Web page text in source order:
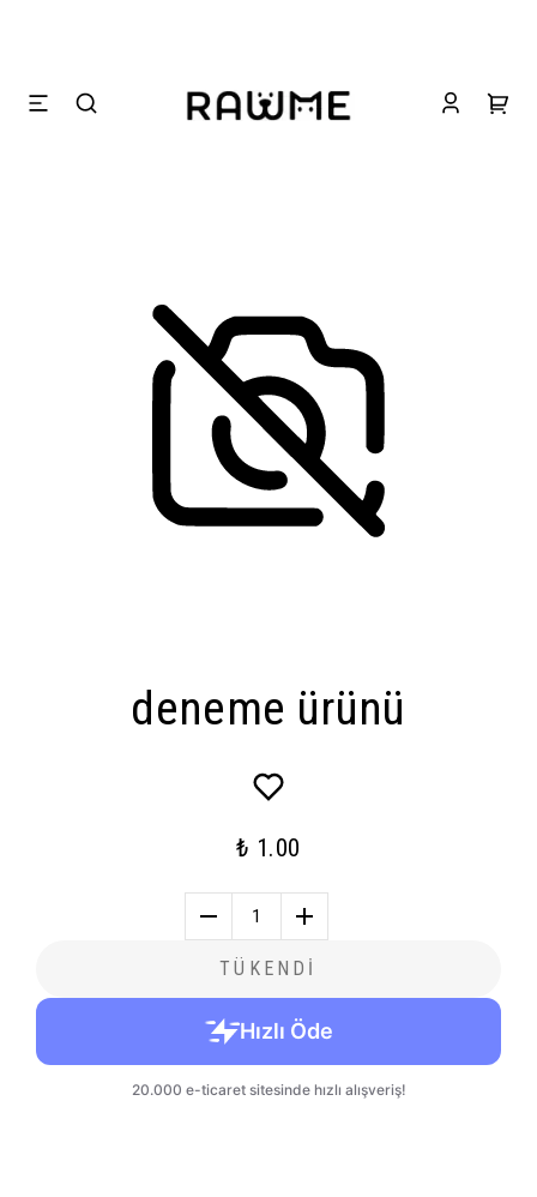
deneme ürünü
₺ 1.00
1
TÜKENDİ